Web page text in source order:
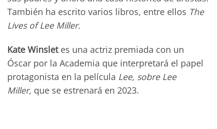
También ha escrito varios libros, entre ellos The
Lives of Lee Miller.
Kate Winsletes una actriz premiada con un
Óscar por la Academia que interpretará el papel
protagonista en la película Lee, sobre Lee
Miller, que se estrenará en 2023.